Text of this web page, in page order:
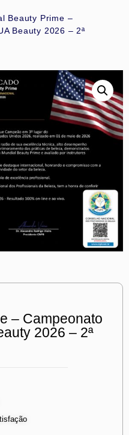
Beauty Prime –
Beauty 2026 – 2ª
– Campeonato
2026 – 2ª